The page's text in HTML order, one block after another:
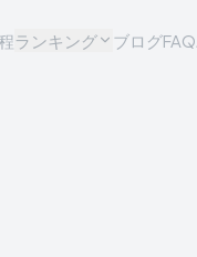
ランキング ブログFAQ